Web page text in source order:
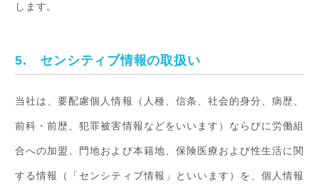
します。
5. センシティブ情報の取扱い
当社は、要配慮個人情報（人種、信条、社会的身分、病歴、
前科・前歴、犯罪被害情報などをいいます）ならびに労働組
合への加盟、門地および本籍地、保険医療および性生活に関
する情報（「センシティブ情報」といいます）を、個人情報